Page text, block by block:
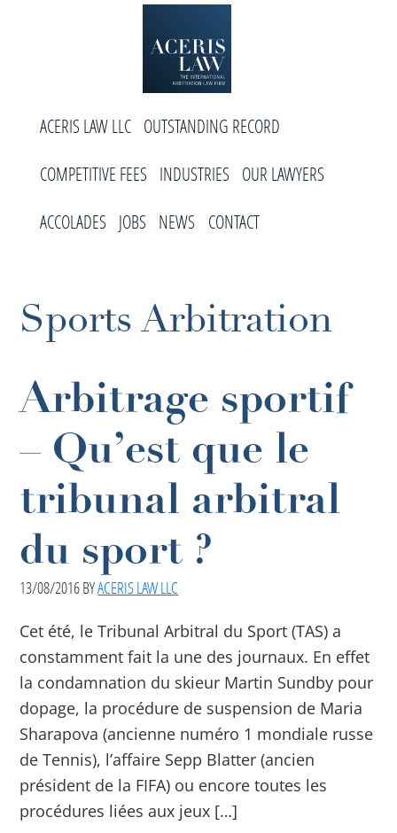
Aceris
Law
Arbitration
Firm
ACERIS LAW LLC OUTSTANDING RECORD
COMPETITIVE FEES INDUSTRIES OUR LAWYERS
ACCOLADES JOBS NEWS CONTACT
Sports Arbitration
Arbitrage sportif
– Qu’est que le
tribunal arbitral
du sport ?
13/08/2016BYACERIS LAW LLC
Cet été, le Tribunal Arbitral du Sport (TAS) a
constamment fait la une des journaux. En effet
la condamnation du skieur Martin Sundby pour
dopage, la procédure de suspension de Maria
Sharapova (ancienne numéro 1 mondiale russe
de Tennis), l’affaire Sepp Blatter (ancien
président de la FIFA) ou encore toutes les
procédures liées aux jeux […]